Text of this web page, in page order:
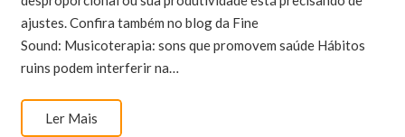
ajustes. Confira também no blog da Fine
Sound: Musicoterapia: sons que promovem saúde Hábitos
ruins podem interferir na…
Ler Mais